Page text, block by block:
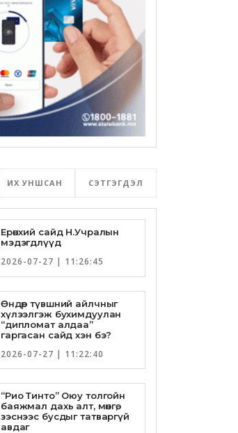
ИХ УНШСАН СЭТГЭГДЭЛ
Ерөнхий сайд Н.Учралын
мэдэгдлүүд
2026-07-27 | 11:26:45
Өндөр түвшний айлчныг
хүлээлгэж бухимдуулан
“дипломат алдаа”
гаргасан сайд хэн бэ?
2026-07-27 | 11:22:40
“Рио Тинто” Оюу толгойн
баяжмал дахь алт, мөнгө,
зэснээс бусдыг татваргүй
авдаг